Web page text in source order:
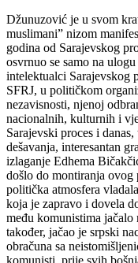
Džunuzović je u svom
muslimani” nizom
godina od Sarajevskog
osvrnuo se samo na
intelektualci Sarajevskog
SFRJ, u političkom
nezavisnosti, njenoj
nacionalnih, kulturnih i
Sarajevski proces i
dešavanja, interesantan
izlaganje Edhema
došlo do montiranja ovog
politička atmosfera
koja je zapravo i dovela
među komunistima
također, jačao je srpski
obračuna sa
komunisti, prije svih